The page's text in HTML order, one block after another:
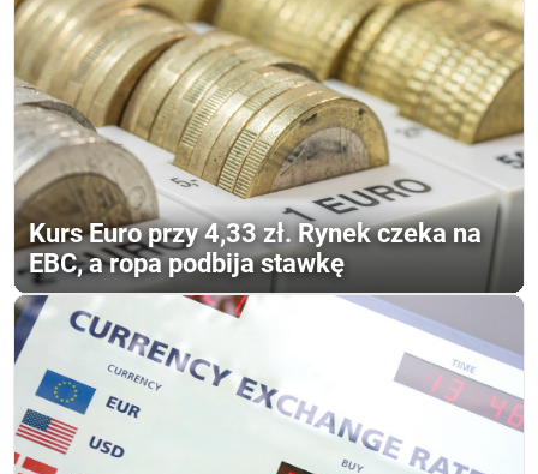
Kurs Euro przy 4,33 zł. Rynek czeka na
EBC, a ropa podbija stawkę